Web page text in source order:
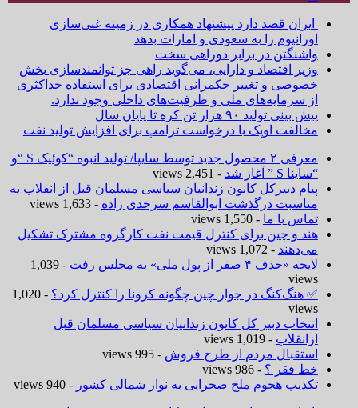
ایران قصد دارد پیشنهاد همکاری در زمینه غنی‌سازی
اورانیوم را به سعودی و امارات بدهد
واشنگتن در برابر دوراهی سخت
وزیر اقتصاد و دارایی، می‌گوید راهی جز توانمندسازی بخش
خصوصی و تغییر حکمرانی اقتصادی برای استفاده حداکثری
از سرمایه‌های ملی و ظرفیت‌های داخلی وجود ندارد.
پیش بینی تولید ۹۰ هزار تن کره تا پایان سال
مخالفت اوپک با درخواست ترامپ برای افزایش تولید نفت
معرفی ۲ محصول جدید توسط سایپا/ تولید انبوه “کوئیک S “و
“ساینا S ” آغاز شد
- 2,451 views
پیام دبیرکل کانون زندانیان سیاسی مسلمان قبل از انقلاب به
مناسبت درگذشت ابوالقاسم سرحدی زاده - 1,633 views
تماس با ما - 1,550 views
هند و چین برای کنترل قیمت نفت کارگروه مشترک تشکیل
می‌دهند - 1,072 views
لایحه «حذف ۴ صفر از پول ملی» به مجلس رفت
- 1,039
views
✅ هنگ‌کنگ در جوار چین چگونه کرونا را کنترل کرد؟
- 1,020
views
انتخاب دبیر کل کانون زندانیان سیاسی مسلمان قبل
ازانقلاب - 1,019 views
استقبال مردم از طرح فروش - 995 views
خط فقر ؟ - 986 views
تکذیب هجوم ملخ صحرایی به نوار شمالی کشور - 940 views